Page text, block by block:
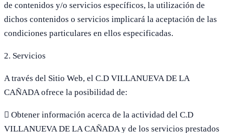
de contenidos y/o servicios específicos, la utilización de
dichos contenidos o servicios implicará la aceptación de las
condiciones particulares en ellos especificadas.
2. Servicios
A través del Sitio Web, el C.D VILLANUEVA DE LA
CAÑADA ofrece la posibilidad de:
 Obtener información acerca de la actividad del C.D
VILLANUEVA DE LA CAÑADA y de los servicios prestados